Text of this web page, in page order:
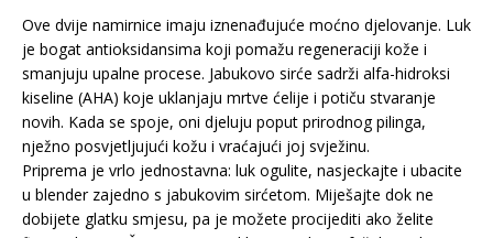
Ove dvije namirnice imaju iznenađujuće moćno djelovanje. Luk
je bogat antioksidansima koji pomažu regeneraciji kože i
smanjuju upalne procese. Jabukovo sirće sadrži alfa-hidroksi
kiseline (AHA) koje uklanjaju mrtve ćelije i potiču stvaranje
novih. Kada se spoje, oni djeluju poput prirodnog pilinga,
nježno posvjetljujući kožu i vraćajući joj svježinu.
Priprema je vrlo jednostavna: luk ogulite, nasjeckajte i ubacite
u blender zajedno s jabukovim sirćetom. Miješajte dok ne
dobijete glatku smjesu, pa je možete procijediti ako želite